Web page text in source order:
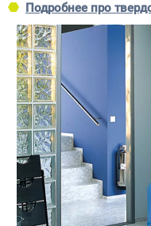
Подробнее про